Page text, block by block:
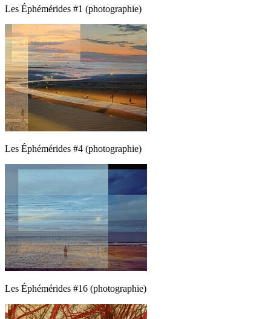
Les Éphémérides #1 (photographie)
Les Éphémérides #4 (photographie)
Les Éphémérides #16 (photographie)